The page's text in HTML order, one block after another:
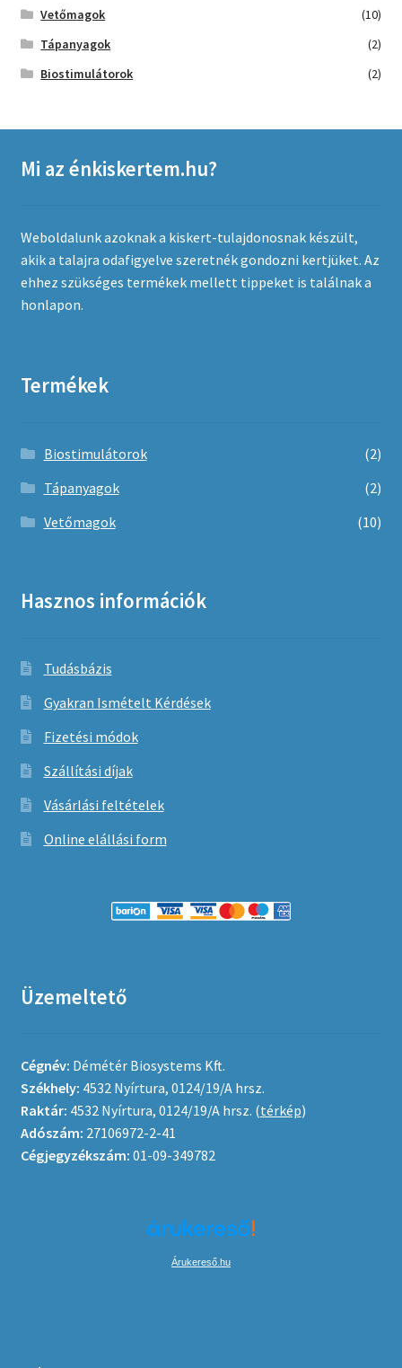
Vetőmagok
(10)
Tápanyagok
(2)
Biostimulátorok
(2)
Mi az énkiskertem.hu?
Weboldalunk azoknak a kiskert-tulajdonosnak készült,
akik a talajra odafigyelve szeretnék gondozni kertjüket. Az
ehhez szükséges termékek mellett tippeket is találnak a
honlapon.
Termékek
Biostimulátorok
(2)
Tápanyagok
(2)
Vetőmagok
(10)
Hasznos információk
Tudásbázis
Gyakran Ismételt Kérdések
Fizetési módok
Szállítási díjak
Vásárlási feltételek
Online elállási form
Üzemeltető
Cégnév: Démétér Biosystems Kft.
Székhely: 4532 Nyírtura, 0124/19/A hrsz.
Raktár: 4532 Nyírtura, 0124/19/A hrsz. (térkép)
Adószám: 27106972-2-41
Cégjegyzékszám: 01-09-349782
Árukereső.hu